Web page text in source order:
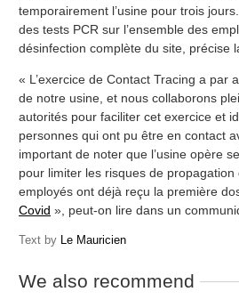
temporairement l’usine pour trois
des tests PCR sur l’ensemble des
désinfection complète du site, précise
« L’exercice de Contact Tracing a par
de notre usine, et nous collaborons
autorités pour faciliter cet exercice et
personnes qui ont pu être en contact
important de noter que l’usine opère
pour limiter les risques de
employés ont déjà reçu la première
Covid », peut-on lire dans un
Text by Le Mauricien
We also recommend